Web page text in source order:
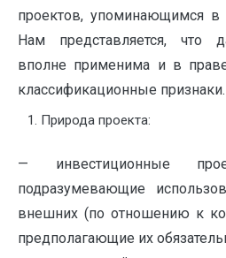
проектов, упоминающимся в
Нам представляется, что
вполне применима и в
классификационные признаки.
Природа проекта:
— инвестиционные
подразумевающие
внешних (по отношению к
предполагающие их